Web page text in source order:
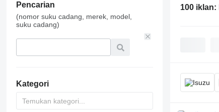
Pencarian
(nomor suku cadang, merek, model,
suku cadang)
Kategori
100 iklan: